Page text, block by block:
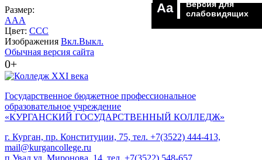
Размер:
AAA
Цвет: CCC
Изображения Вкл.Выкл.
Обычная версия сайта
0+
Aa
Версия для
слабовидящих
Государственное бюджетное профессиональное
образовательное учреждение
«КУРГАНСКИЙ ГОСУДАРСТВЕННЫЙ КОЛЛЕДЖ»
г. Курган, пр. Конституции, 75, тел. +7(3522) 444-413,
mail@kurgancollege.ru
п.Увал ул. Миронова, 14, тел. +7(3522) 548-657